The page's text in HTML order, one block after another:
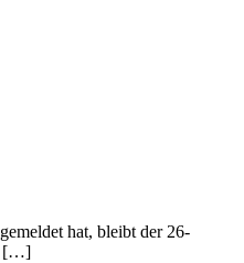
hat, bleibt der 26-
[…]